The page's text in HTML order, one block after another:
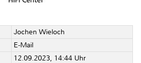
Jochen Wieloch
E-Mail
12.09.2023, 14:44 Uhr